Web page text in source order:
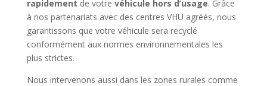
rapidement de votre véhicule hors d’usage. Grâce
à nos partenariats avec des centres VHU agréés, nous
garantissons que votre véhicule sera recyclé
conformément aux normes environnementales les
plus strictes.
Nous intervenons aussi dans les zones rurales comme